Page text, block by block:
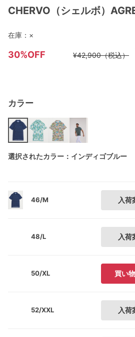
CHERVO（シェルボ）
30%OFF ¥42,900（税込）
カラー
選択されたカラー：インディゴブルー
46/M 入荷
48/L 入荷
50/XL 買い
52/XXL 入荷
在庫： ×